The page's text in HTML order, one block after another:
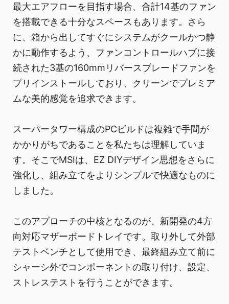
最大エアフローを目指す場合、合計14基のファン
を搭載できる十分なスペースもあります。さら
に、箱から出してすぐにシステムがクールかつ静
かに動作するよう、ファンコントロールハブに接
続された3基の160mmリバースブレードファンを
プリインストールしており、クリーンでプレミア
ムな美的感覚を追求できます。
スーパータワー構成のPCビルドは複雑で手間が
かかりがちであることを私たちは理解していま
す。そこでMSIは、EZ DIYデザイン思想をさらに
強化し、組み立てをよりシンプルで快適なものに
しました。
このアプローチの中核となるのが、新開発の4方
向対応マザーボードトレイです。取り外して外部
テストベンチとして使用でき、最終組み立て前に
シャーシ外でコンポーネントの取り付け、設定、
ストレステストを行うことができます。